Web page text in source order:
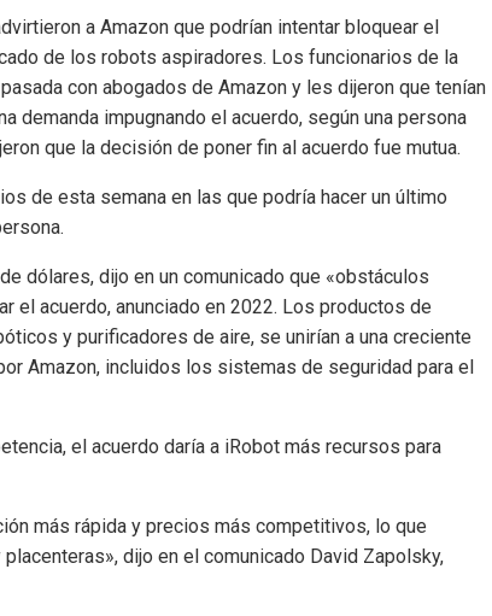
a Amazon que podrían intentar bloquear el
de los robots aspiradores. Los funcionarios de la
con abogados de Amazon y les dijeron que tenían
demanda impugnando el acuerdo, según una persona
que la decisión de poner fin al acuerdo fue mutua.
de esta semana en las que podría hacer un último
dólares, dijo en un comunicado que «obstáculos
el acuerdo, anunciado en 2022. Los productos de
y purificadores de aire, se unirían a una creciente
Amazon, incluidos los sistemas de seguridad para el
el acuerdo daría a iRobot más recursos para
más rápida y precios más competitivos, lo que
dijo en el comunicado David Zapolsky,